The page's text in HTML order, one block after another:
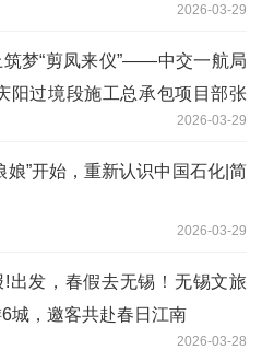
2026-03-29
筑梦“剪凤来仪”——中交一航局
阳过境段施工总承包项目部张
2026-03-29
娘”开始，重新认识中国石化|简
2026-03-29
!出发，春假去无锡！无锡文旅
城，邀客共赴春日江南
2026-03-28